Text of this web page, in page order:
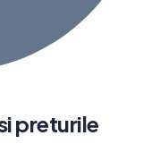
preturile